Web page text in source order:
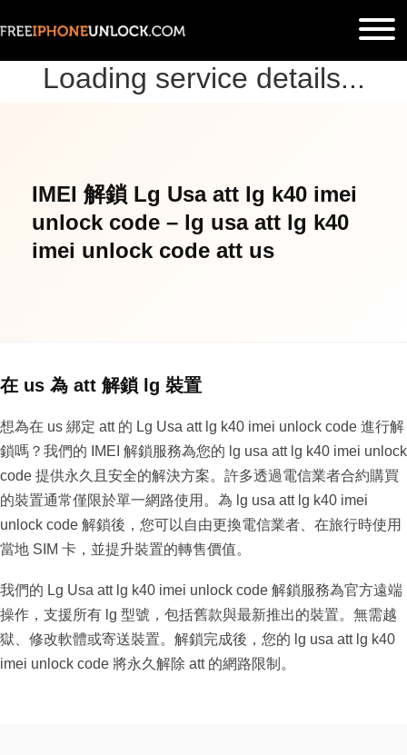
Loading service details...
IMEI 解鎖 Lg Usa att lg k40 imei
unlock code – lg usa att lg k40
imei unlock code att us
在 us 為 att 解鎖 lg 裝置
想為在 us 綁定 att 的 Lg Usa att lg k40 imei unlock code 進行解
鎖嗎？我們的 IMEI 解鎖服務為您的 lg usa att lg k40 imei unlock
code 提供永久且安全的解決方案。許多透過電信業者合約購買
的裝置通常僅限於單一網路使用。為 lg usa att lg k40 imei
unlock code 解鎖後，您可以自由更換電信業者、在旅行時使用
當地 SIM 卡，並提升裝置的轉售價值。
我們的 Lg Usa att lg k40 imei unlock code 解鎖服務為官方遠端
操作，支援所有 lg 型號，包括舊款與最新推出的裝置。無需越
獄、修改軟體或寄送裝置。解鎖完成後，您的 lg usa att lg k40
imei unlock code 將永久解除 att 的網路限制。